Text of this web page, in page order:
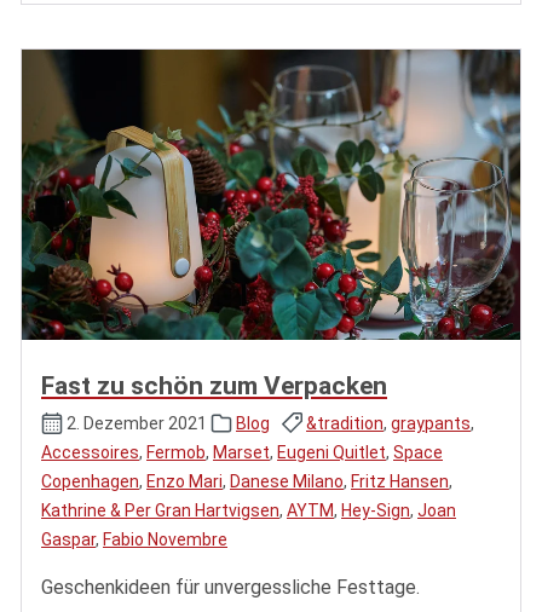
Fast zu schön zum Verpacken
2. Dezember 2021 Blog &tradition, graypants,
Accessoires, Fermob, Marset, Eugeni Quitlet, Space
Copenhagen, Enzo Mari, Danese Milano, Fritz Hansen,
Kathrine & Per Gran Hartvigsen, AYTM, Hey-Sign, Joan
Gaspar, Fabio Novembre
Geschenkideen für unvergessliche Festtage.